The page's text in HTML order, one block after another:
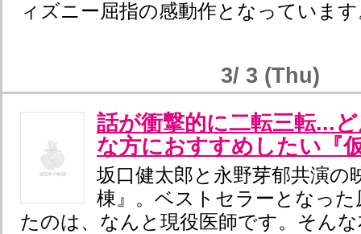
ィズニー屈指の感動作となっていま
3/ 3 (Thu)
話が衝撃的に二転三転...
な方におすすめしたい『
坂口健太郎と永野芽郁共演の
棟』。ベストセラーとなった
たのは、なんと現役医師です。そん